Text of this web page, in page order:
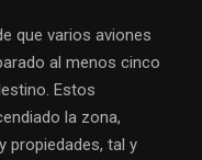
que varios aviones
al menos cinco
Estos
la zona,
propiedades, tal y